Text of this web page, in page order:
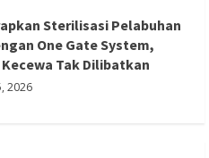
Dilibatkan
Sterilisasi Pelabuhan
One Gate System,
Tak Dilibatkan
2026